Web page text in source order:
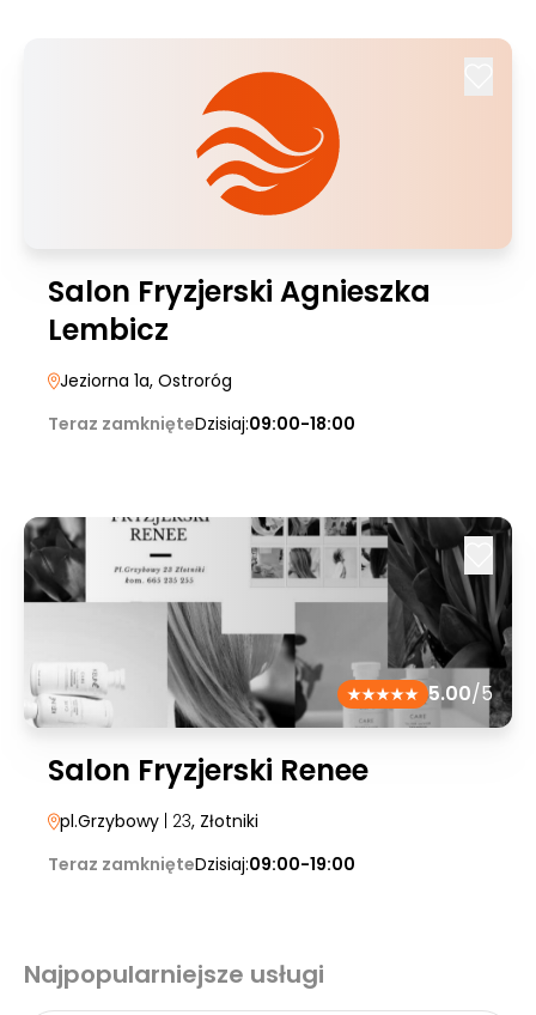
Salon Fryzjerski Agnieszka
Lembicz
Jeziorna 1a, Ostroróg
Teraz zamknięteDzisiaj:09:00-18:00
5.00/5
Salon Fryzjerski Renee
pl.Grzybowy | 23, Złotniki
Teraz zamknięteDzisiaj:09:00-19:00
Najpopularniejsze usługi